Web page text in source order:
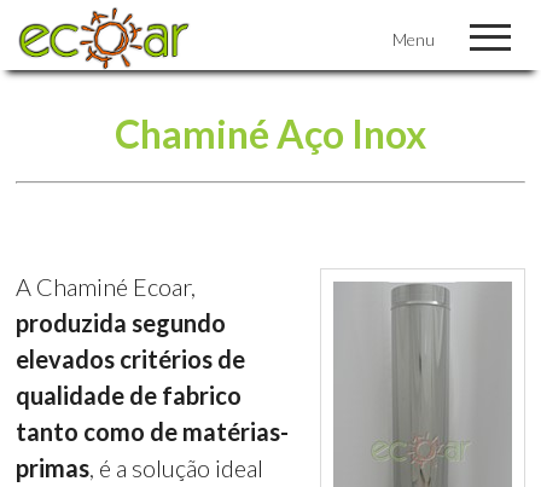
Menu
Chaminé Aço Inox
A Chaminé Ecoar,
produzida segundo
elevados critérios de
qualidade de fabrico
tanto como de matérias-
primas, é a solução ideal